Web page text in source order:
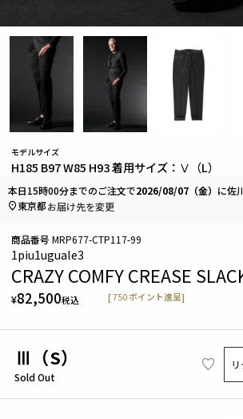
モデルサイズ
H185 B97 W85 H93 着用サイズ：Ⅴ（L）
1piu1uguale3
CRAZY COMFY CREASE
¥82,500税込 [750 ポイント進呈]
商品番号 MRP677-CTP117-99
Ⅲ（S）
Sold Out
本日15時00分までのご注文で2026/08/07（金） に佐
東京都お届け先を変更